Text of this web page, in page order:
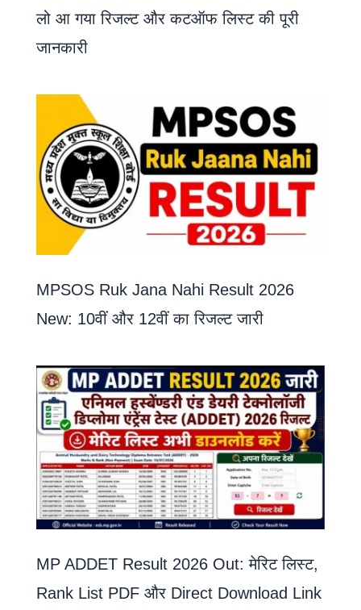
लो आ गया रिजल्ट और कटऑफ लिस्ट की पूरी
जानकारी
MPSOS Ruk Jana Nahi Result 2026
New: 10वीं और 12वीं का रिजल्ट जारी
MP ADDET Result 2026 Out: मेरिट लिस्ट,
Rank List PDF और Direct Download Link